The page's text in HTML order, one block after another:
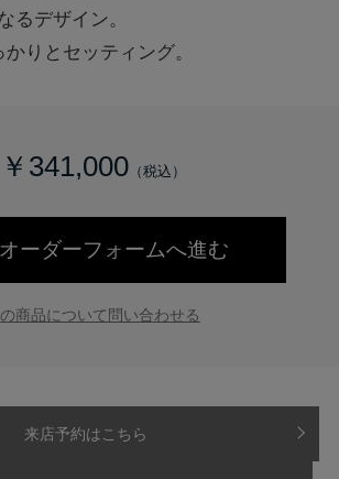
るデザイン。
りとセッティング。
￥341,000
オーダーフォームへ進む
の商品について問い合わせる
来店予約はこちら